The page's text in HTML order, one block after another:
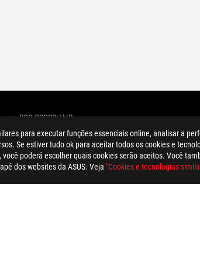
para executar funções essenciais online, analisar a
Se estiver tudo ok para aceitar todos os cookies e
poderá escolher quais cookies serão aceitos. Você
dos websites da ASUS. Veja "Cookies e tecnologias
> ROG CROSSHAIR